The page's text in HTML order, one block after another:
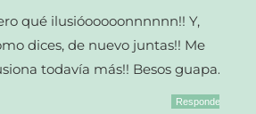
qué ilusióooooonnnnnn!! Y,
dices, de nuevo juntas!! Me
todavía más!! Besos guapa.
Responder